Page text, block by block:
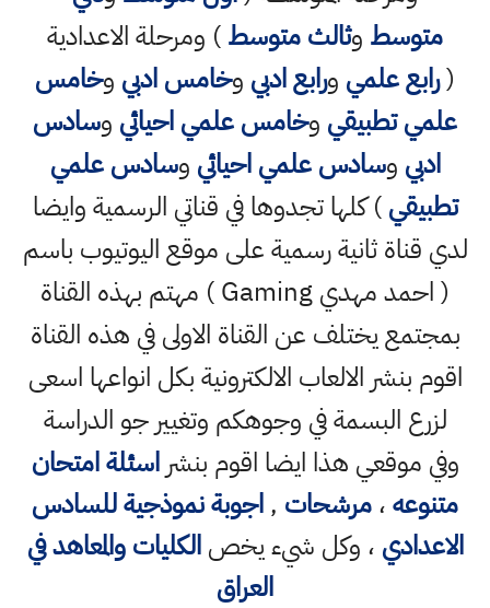
متوسط وثالث متوسط) ومرحلة الاعدادية
(رابع علمي ورابع ادبي وخامس ادبي وخامس
علمي تطبيقي وخامس علمي احيائي وسادس
ادبي وسادس علمي احيائي وسادس علمي
تطبيقي) كلها تجدوها في قناتي الرسمية وايضا
لدي قناة ثانية رسمية على موقع اليوتيوب باسم
( احمد مهدي Gaming ) مهتم بهذه القناة
بمجتمع يختلف عن القناة الاولى في هذه القناة
اقوم بنشر الالعاب الالكترونية بكل انواعها اسعى
لزرع البسمة في وجوهكم وتغيير جو الدراسة
وفي موقعي هذا ايضا اقوم بنشراسئلة امتحان
متنوعه،مرشحات ,اجوبة نموذجية للسادس
الاعدادي ، وكل شيء يخصالكليات والمعاهد في
العراق